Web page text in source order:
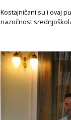
Kostajničani su i ovaj
nazočnost